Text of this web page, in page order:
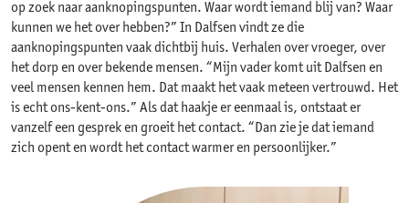
op zoek naar aanknopingspunten. Waar wordt iemand blij van? Waar
kunnen we het over hebben?” In Dalfsen vindt ze die
aanknopingspunten vaak dichtbij huis. Verhalen over vroeger, over
het dorp en over bekende mensen. “Mijn vader komt uit Dalfsen en
veel mensen kennen hem. Dat maakt het vaak meteen vertrouwd. Het
is echt ons-kent-ons.” Als dat haakje er eenmaal is, ontstaat er
vanzelf een gesprek en groeit het contact. “Dan zie je dat iemand
zich opent en wordt het contact warmer en persoonlijker.”